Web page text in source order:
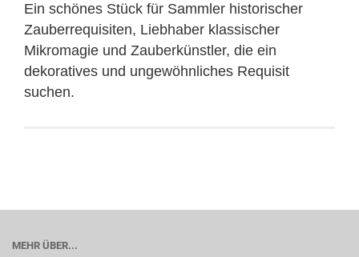
Ein schönes Stück für Sammler historischer
Zauberrequisiten, Liebhaber klassischer
Mikromagie und Zauberkünstler, die ein
dekoratives und ungewöhnliches Requisit
suchen.
MEHR ÜBER...